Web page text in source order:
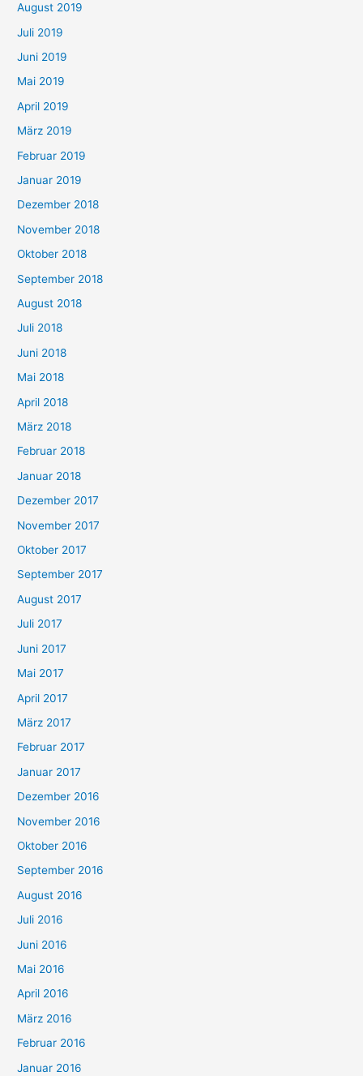
August 2019
Juli 2019
Juni 2019
Mai 2019
April 2019
März 2019
Februar 2019
Januar 2019
Dezember 2018
November 2018
Oktober 2018
September 2018
August 2018
Juli 2018
Juni 2018
Mai 2018
April 2018
März 2018
Februar 2018
Januar 2018
Dezember 2017
November 2017
Oktober 2017
September 2017
August 2017
Juli 2017
Juni 2017
Mai 2017
April 2017
März 2017
Februar 2017
Januar 2017
Dezember 2016
November 2016
Oktober 2016
September 2016
August 2016
Juli 2016
Juni 2016
Mai 2016
April 2016
März 2016
Februar 2016
Januar 2016